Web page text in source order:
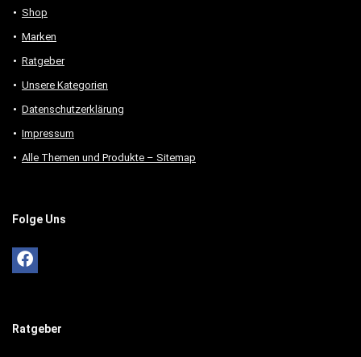
Shop
Marken
Ratgeber
Unsere Kategorien
Datenschutzerklärung
Impressum
Alle Themen und Produkte – Sitemap
Folge Uns
Ratgeber